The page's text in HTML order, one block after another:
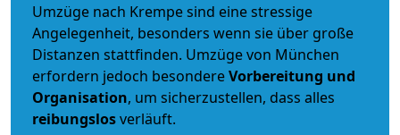
Umzüge nach Krempe sind eine stressige
Angelegenheit, besonders wenn sie über große
Distanzen stattfinden. Umzüge von München
erfordern jedoch besondereVorbereitung und
Organisation, um sicherzustellen, dass alles
reibungslosverläuft.